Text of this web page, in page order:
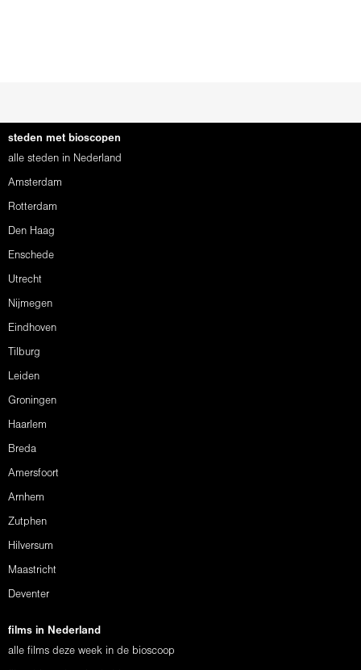
steden met bioscopen
alle steden in Nederland
Amsterdam
Rotterdam
Den Haag
Enschede
Utrecht
Nijmegen
Eindhoven
Tilburg
Leiden
Groningen
Haarlem
Breda
Amersfoort
Arnhem
Zutphen
Hilversum
Maastricht
Deventer
films in Nederland
alle films deze week in de bioscoop